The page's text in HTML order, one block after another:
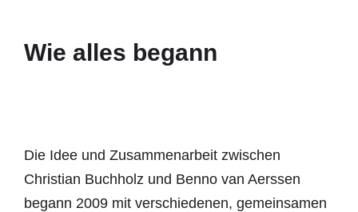
Wie alles begann
Die Idee und Zusammenarbeit zwischen
Christian Buchholz und Benno van Aerssen
begann 2009 mit verschiedenen, gemeinsamen